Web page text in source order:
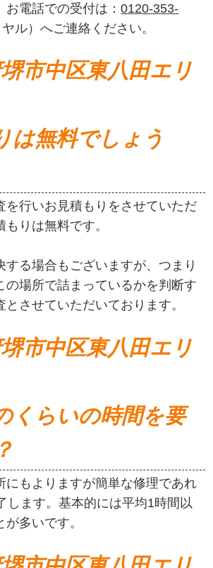
お電話での受付は：0120-353-
ヤル）へご連絡ください。
市中区東八田エリ
は無料でしょう
を行いお見積もりをさせていただ
りは無料です。
する場合もございますが、つまり
の場所で詰まっているかを判断す
とさせていただいております。
市中区東八田エリ
くらいの時間を要
にもよりますが簡単な修理であれ
します。基本的には平均1時間以
多いです。